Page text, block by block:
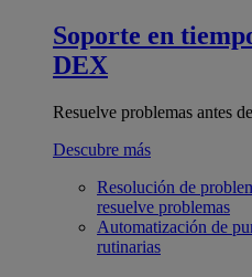
Soporte en
DEX
Resuelve problemas antes
Descubre más
Resolución de
resuelve problemas
Automatización de
rutinarias